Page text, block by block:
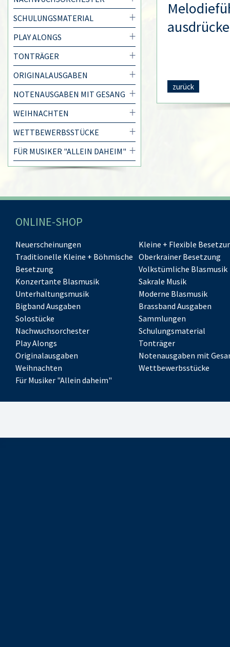
SCHULUNGSMATERIAL
PLAY ALONGS
TONTRÄGER
ORIGINALAUSGABEN
NOTENAUSGABEN MIT GESANG
WEIHNACHTEN
WETTBEWERBSSTÜCKE
FÜR MUSIKER "ALLEIN DAHEIM"
zurück
ONLINE-SHOP
Neuerscheinungen
Kleine + Flexible
Traditionelle Kleine + Böhmische
Besetzung
Oberkrainer Besetzung
Volkstümliche Blasmusik
Konzertante Blasmusik
Sakrale Musik
Unterhaltungsmusik
Moderne Blasmusik
Bigband Ausgaben
Brassband Ausgaben
Solostücke
Sammlungen
Nachwuchsorchester
Schulungsmaterial
Play Alongs
Tonträger
Originalausgaben
Notenausgaben mit
Weihnachten
Wettbewerbsstücke
Für Musiker "Allein daheim"